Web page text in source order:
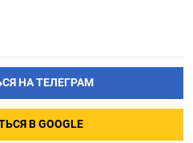
НА ТЕЛЕГРАМ
В GOOGLE